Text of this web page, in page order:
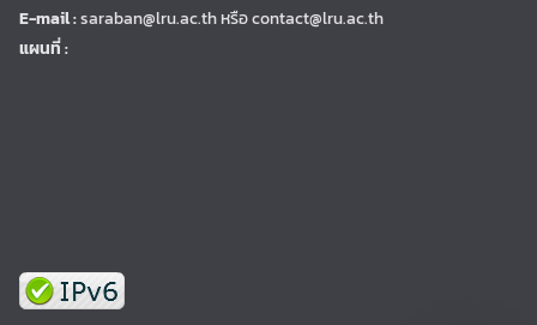
E-mail :saraban@lru.ac.thหรือ contact@lru.ac.th
แผนที่ :